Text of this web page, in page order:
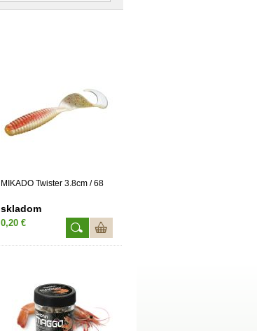
MIKADO Twister 3.8cm / 68
skladom
0,20 €